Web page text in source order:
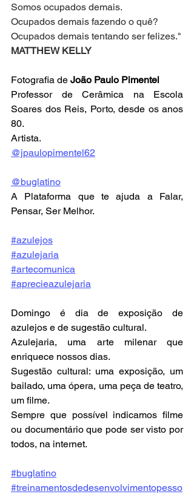
Somos ocupados demais.
Ocupados demais fazendo o quê?
MATTHEW KELLY
Fotografia de João Paulo Pimentel
Professor de Cerâmica na Escola
Soares dos Reis, Porto, desde os anos
80.
Artista.
@jpaulopimentel62
@buglatino
A Plataforma que te ajuda a Falar,
Pensar, Ser Melhor.
#azulejos
#azulejaria
#artecomunica
#aprecieazulejaria
Domingo é dia de exposição de
azulejos e de sugestão cultural.
Azulejaria, uma arte milenar que
enriquece nossos dias.
Sugestão cultural: uma exposição, um
bailado, uma ópera, uma peça de teatro,
um filme.
Sempre que possível indicamos filme
ou documentário que pode ser visto por
todos, na internet.
#buglatino
#treinamentosdedesenvolvimentopesso